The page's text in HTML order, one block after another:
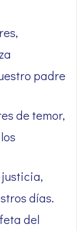
padre
de temor,
días.
del